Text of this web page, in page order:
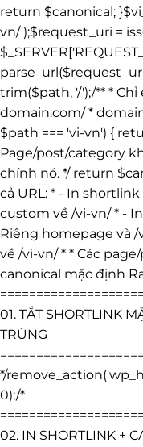
return $canonical;
vn/');$request_uri =
trim($path, '/');/** *
domain.com/ *
$path === 'vi-vn') {
Page/post/category
chính nó. */ return
cả URL: * - In
custom về /vi-vn/ * -
Riêng homepage và /
về /vi-vn/ * * Các
canonical mặc định
01. TẮT SHORTLINK
TRÙNG
*/
0);/*
02. IN SHORTLINK +